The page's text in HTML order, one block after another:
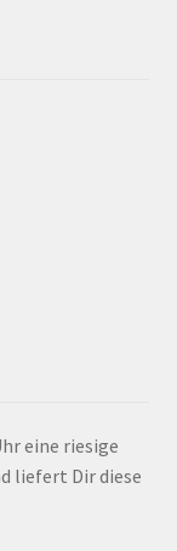
eine riesige
liefert Dir diese